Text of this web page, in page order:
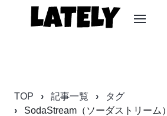
TOP 記事一覧
タグ
SodaStream（ソーダストリーム）